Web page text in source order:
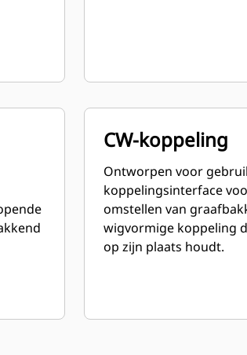
CW-koppeling
Ontworpen voor
koppelingsinterface
omstellen van
wigvormige koppeling
op zijn plaats houdt.